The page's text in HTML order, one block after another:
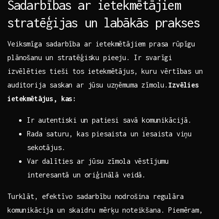
Sadarbības ar ietekmētājiem
stratēģijas un labākās prakses
Veiksmīga sadarbība ar ietekmētājiem prasa rūpīgu
plānošanu un stratēģisku​ pieeju. Ir svarīgi
⁢izvēlēties tieši ​tos ietekmētājus, kuru vērtības un
auditorija saskan ar jūsu ⁢uzņēmuma zīmolu. Izvēlies
ietekmētājus,‌ kas:
Ir⁢ autentiski un patiesi savā komunikācijā.
Rada saturu, kas piesaista un iesaista viņu
sekotājus.
Var dalīties ar jūsu zīmola vēstījumu
interesantā un oriģinālā veidā.
Turklāt, efektīvo sadarbību nodrošina regulāra
komunikācija un skaidru mērķu noteikšana. Piemēram,